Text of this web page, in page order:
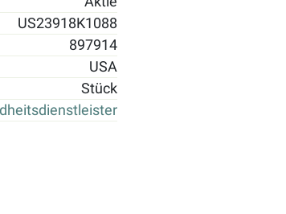
US23918K1088
897914
USA
Stück